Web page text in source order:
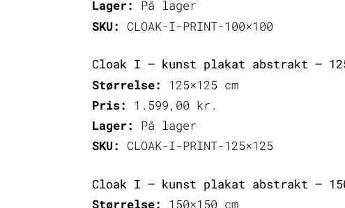
Lager:
På lager
SKU:
CLOAK-I-PRINT-100×100
Cloak I – kunst plakat abstrakt –
Størrelse:
125×125 cm
Pris:
1.599,00 kr.
Lager:
På lager
SKU:
CLOAK-I-PRINT-125×125
Cloak I – kunst plakat abstrakt –
Størrelse:
150×150 cm